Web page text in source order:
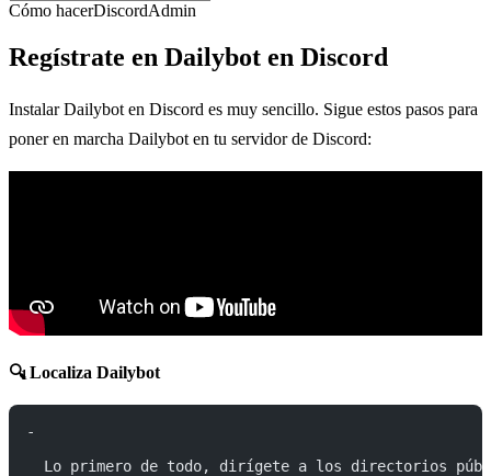
Cómo hacerDiscordAdmin
Regístrate en Dailybot en Discord
Instalar Dailybot en Discord es muy sencillo. Sigue estos pasos para
poner en marcha Dailybot en tu servidor de Discord:
🔍 Localiza Dailybot
-
Lo primero de todo, dirígete a los directorios